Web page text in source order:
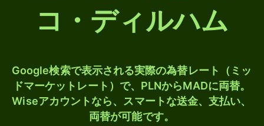
コ・ディルハム
Google検索で表示される実際の為替レート（ミッ
ドマーケットレート）で、PLNからMADに両替。
Wiseアカウントなら、スマートな送金、支払い、
両替が可能です。